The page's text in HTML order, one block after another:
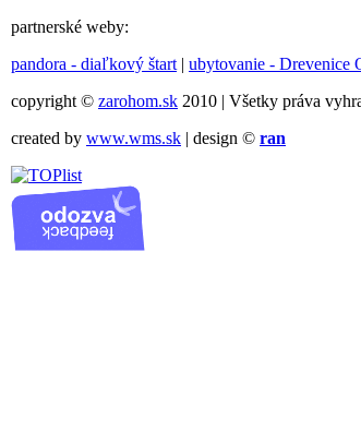
partnerské weby:
pandora - diaľkový štart | ubytovanie - Drevenice
copyright © zarohom.sk 2010 | Všetky práva
created by www.wms.sk | design © ran